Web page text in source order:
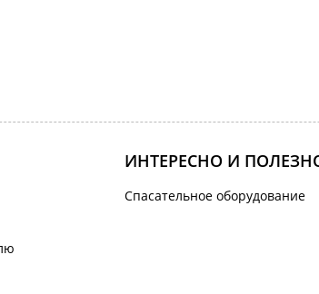
ИНТЕРЕСНО И
Спасательное оборудование